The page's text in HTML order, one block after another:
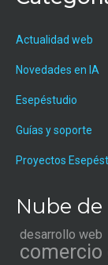
Actualidad web
Novedades en IA
Esepéstudio
Guías y soporte
Proyectos
Nube
desarrollo web
comercio